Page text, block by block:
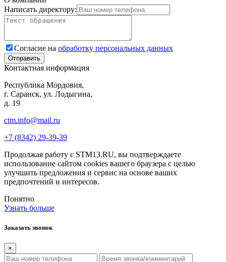
Написать директору:
Согласие на обработку персональных данных
Контактная информация
Республика Мордовия,
г. Саранск, ул. Лодыгина,
д. 19
ctm.info@mail.ru
+7 (8342) 29-39-39
Продолжая работу с STM13.RU, вы подтверждаете
использование сайтом cookies вашего браузера с целью
улучшить предложения и сервис на основе ваших
предпочтений и интересов.
Понятно
Узнать больше
Заказать звонок
×